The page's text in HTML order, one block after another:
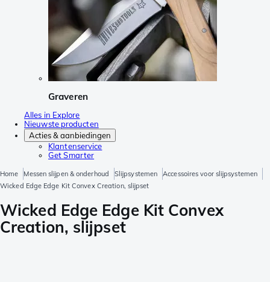
Graveren
Alles in Explore
Nieuwste producten
Acties & aanbiedingen
Klantenservice
Get Smarter
Home Messen slijpen & onderhoud Slijpsystemen
Accessoires voor slijpsystemen
Wicked Edge Edge Kit Convex Creation, slijpset
Wicked Edge Edge Kit Convex
Creation, slijpset